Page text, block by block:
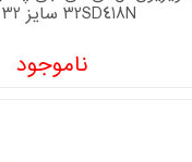
32SD418N سایز 32 اینچ
ناموجود